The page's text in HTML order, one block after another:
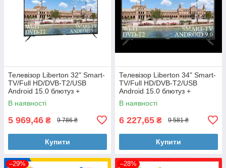
Телевізор Liberton 32" Smart-
TV/Full HD/DVB-T2/USB
Android 15.0 блютуз +
голосове управління
В наявності
5 969,46 ₴ 9 786 ₴
Купити
Телевізор Liberton 34" Smart-
TV/Full HD/DVB-T2/USB
Android 15.0 блютуз +
голосове управління
В наявності
6 227,65 ₴ 9 581 ₴
Купити
–29% –28%